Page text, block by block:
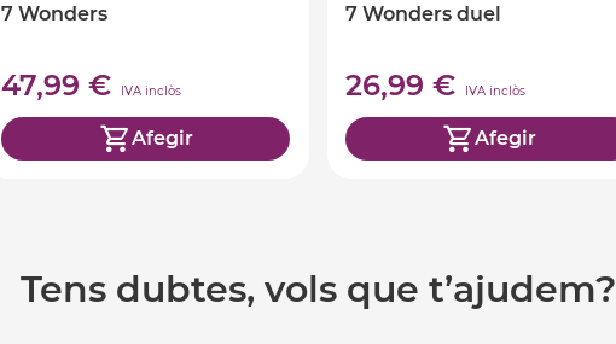
7 Wonders
47,99 € IVA inclòs
Afegir
7 Wonders duel
26,99 € IVA inclòs
Afegir
Tens dubtes, vols que t’ajudem?